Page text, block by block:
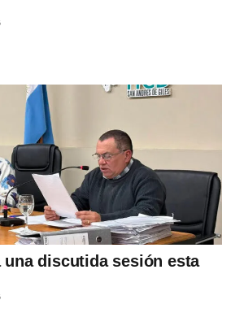
una discutida sesión esta